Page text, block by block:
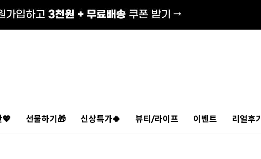
💖 선물하기🎁 신상특가🍀 뷰티/라이프 이벤트 리얼후기